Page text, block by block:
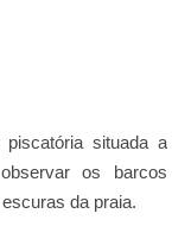
situada a
os barcos
da praia.